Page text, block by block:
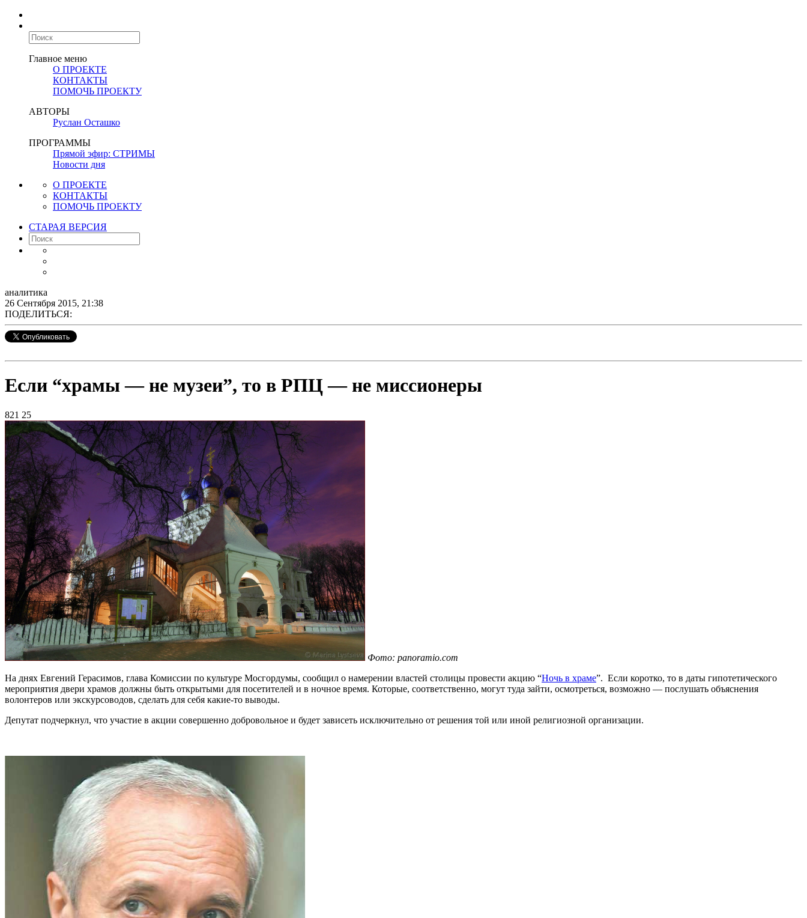
Главное меню
О ПРОЕКТЕ
КОНТАКТЫ
ПОМОЧЬ ПРОЕКТУ
АВТОРЫ
Руслан Осташко
ПРОГРАММЫ
Прямой эфир: СТРИМЫ
Новости дня
О ПРОЕКТЕ
КОНТАКТЫ
ПОМОЧЬ ПРОЕКТУ
СТАРАЯ ВЕРСИЯ
аналитика
26 Сентября 2015, 21:38
ПОДЕЛИТЬСЯ:
Если “храмы — не музеи”, то в РПЦ — не миссионеры
821 25
Фото: panoramio.com
На днях Евгений Герасимов, глава Комиссии по культуре Мосгордумы, сообщил о намерении властей столицы провести акцию “Ночь в храме”. Если коротко, то в даты гипотетического
мероприятия двери храмов должны быть открытыми для посетителей и в ночное время. Которые, соответственно, могут туда зайти, осмотреться, возможно — послушать объяснения
волонтеров или экскурсоводов, сделать для себя какие-то выводы.
Депутат подчеркнул, что участие в акции совершенно добровольное и будет зависеть исключительно от решения той или иной религиозной организации.